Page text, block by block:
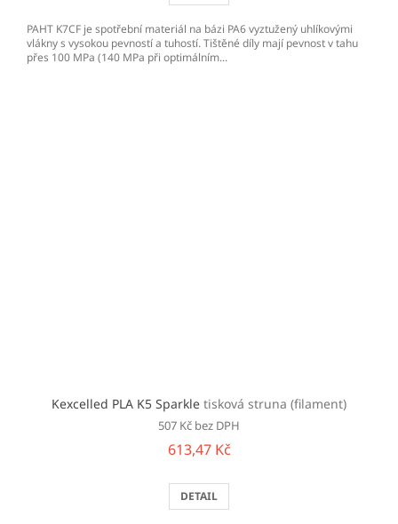
PAHT K7CF je spotřební materiál na bázi PA6 vyztužený uhlíkovými
vlákny s vysokou pevností a tuhostí. Tištěné díly mají pevnost v tahu
přes 100 MPa (140 MPa při optimálním...
Kexcelled PLA K5 Sparkle tisková struna (filament)
507 Kč bez DPH
613,47 Kč
DETAIL